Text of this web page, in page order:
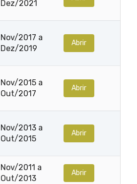
Dez/2021
Nov/2017 a
Dez/2019
Abrir
Nov/2015 a
Out/2017
Abrir
Nov/2013 a
Out/2015
Abrir
Nov/2011 a
Out/2013
Abrir